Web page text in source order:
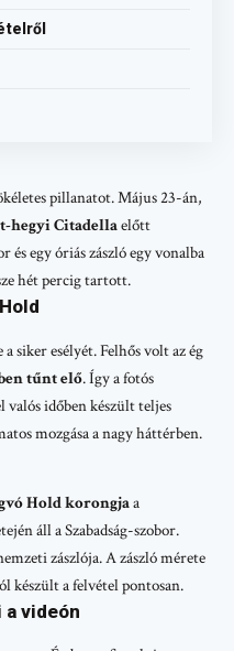
pillanatot. Május 23-án,
hegyi Citadellaelőtt
és egy óriás zászló egy vonalba
hét percig tartott.
siker esélyét. Felhős volt az ég
tűnt elő. Így a fotós
időben készült teljes
mozgása a nagy háttérben.
Hold korongjaa
áll a Szabadság-szobor.
zászlója. A zászló mérete
készült a felvétel pontosan.
videón